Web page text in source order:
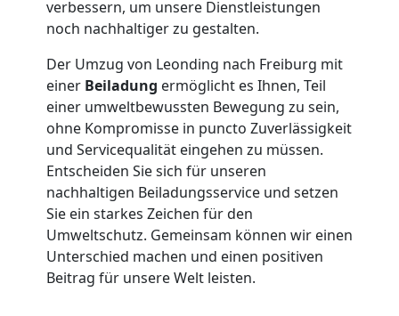
verbessern, um unsere Dienstleistungen
noch nachhaltiger zu gestalten.
Der Umzug von Leonding nach Freiburg mit
einer Beiladung ermöglicht es Ihnen, Teil
einer umweltbewussten Bewegung zu sein,
ohne Kompromisse in puncto Zuverlässigkeit
und Servicequalität eingehen zu müssen.
Entscheiden Sie sich für unseren
nachhaltigen Beiladungsservice und setzen
Sie ein starkes Zeichen für den
Umweltschutz. Gemeinsam können wir einen
Unterschied machen und einen positiven
Beitrag für unsere Welt leisten.
für
Senioren
Leonding
Fernumzug
Leonding